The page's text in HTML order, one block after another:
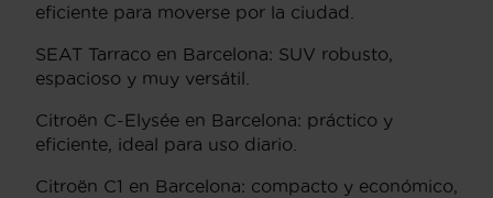
eficiente para moverse por la ciudad.
SEAT Tarraco en Barcelona: SUV robusto,
espacioso y muy versátil.
Citroën C-Elysée en Barcelona: práctico y
eficiente, ideal para uso diario.
Citroën C1 en Barcelona: compacto y económico,